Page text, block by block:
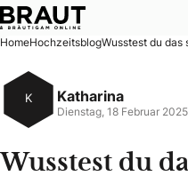
Wusstest du das schon?
HomeHochzeitsblogWusstest du das
K Katharina
Dienstag, 18 Februar 2025
Wusstest du